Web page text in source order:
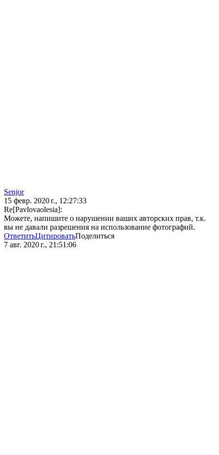
Senjor
15 февр. 2020 г., 12:27:33
Re[Pavlovaolesia]:
Можете, напишите о нарушении ваших авторских прав, т.к.
вы не давали разрешения на использование фотографий.
ОтветитьЦитироватьПоделиться
7 авг. 2020 г., 21:51:06